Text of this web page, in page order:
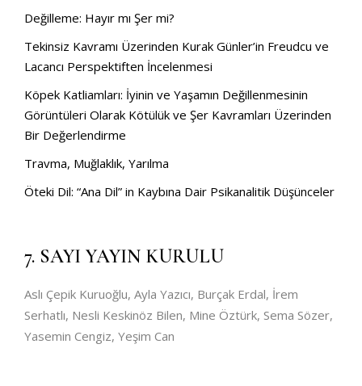
Değilleme: Hayır mı Şer mi?
Tekinsiz Kavramı Üzerinden Kurak Günler’in Freudcu ve
Lacancı Perspektiften İncelenmesi
Köpek Katliamları: İyinin ve Yaşamın Değillenmesinin
Görüntüleri Olarak Kötülük ve Şer Kavramları Üzerinden
Bir Değerlendirme
Travma, Muğlaklık, Yarılma
Öteki Dil: “Ana Dil” in Kaybına Dair Psikanalitik Düşünceler
7. SAYI YAYIN KURULU
Aslı Çepik Kuruoğlu, Ayla Yazıcı, Burçak Erdal, İrem
Serhatlı, Nesli Keskinöz Bilen, Mine Öztürk, Sema Sözer,
Yasemin Cengiz, Yeşim Can